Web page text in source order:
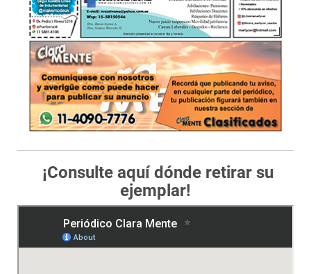
¡Consulte aquí dónde retirar su
ejemplar!